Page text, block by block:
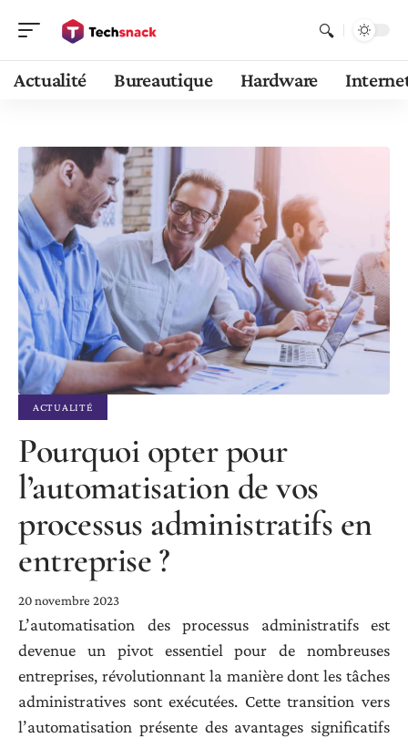
Actualité Bureautique Hardware
ACTUALITÉ
Pourquoi opter pour
l’automatisation de vos
processus administratifs en
entreprise ?
20 novembre 2023
L’automatisation des processus administratifs est
devenue un pivot essentiel pour de nombreuses
entreprises, révolutionnant la manière dont les tâches
administratives sont exécutées. Cette transition vers
l’automatisation présente des avantages significatifs